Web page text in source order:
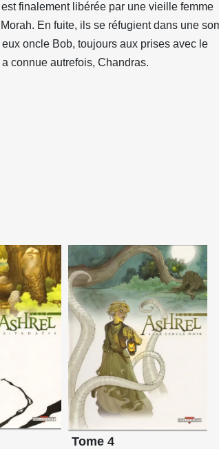
finalement libérée par une vieille femme
En fuite, ils se réfugient dans une
oncle Bob, toujours aux prises avec le
connue autrefois, Chandras.
Tome 4